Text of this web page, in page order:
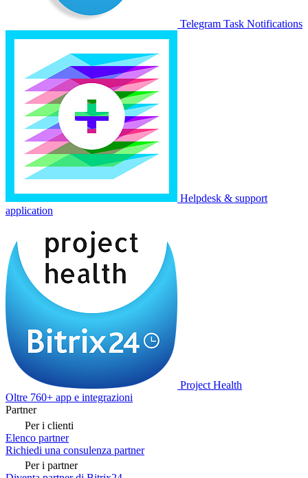
Telegram Task Notifications
Helpdesk & support
application
Project Health
Oltre 760+ app e integrazioni
Partner
Per i clienti
Elenco partner
Richiedi una consulenza partner
Per i partner